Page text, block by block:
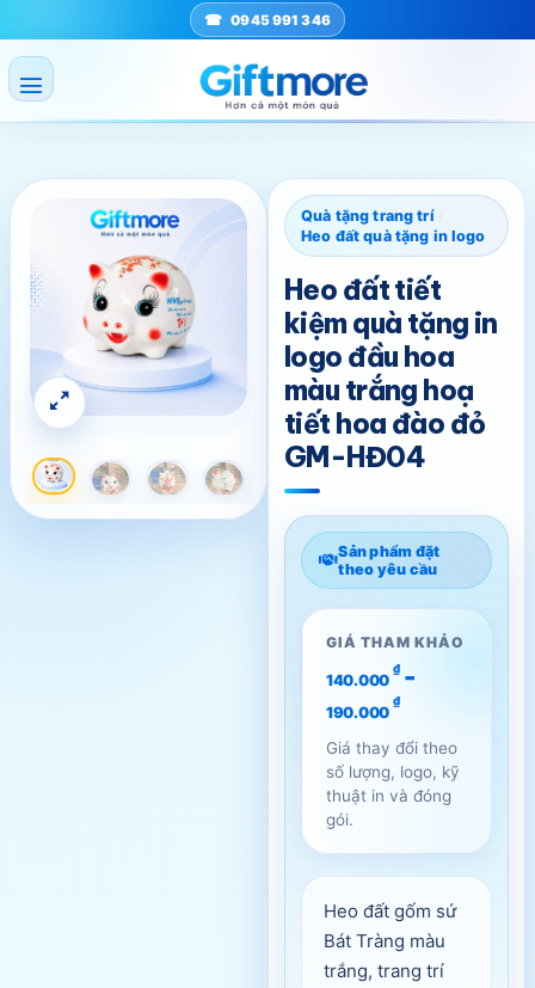
qua
nội
dung
0945 991 346
Quà tặng trang trí
Heo đất quà tặng in logo
Heo đất tiết
kiệm quà tặng in
logo đầu hoa
màu trắng hoạ
tiết hoa đào đỏ
GM-HĐ04
Sản phẩm đặt
theo yêu cầu
GIÁ THAM KHẢO
140.000
₫-
190.000
₫
Giá thay đổi theo
số lượng, logo, kỹ
thuật in và đóng
gói.
Heo đất gốm sứ
Bát Tràng màu
trắng, trang trí